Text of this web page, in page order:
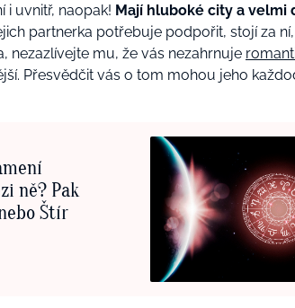
i uvnitř, naopak! Mají hluboké city a velmi
partnerka potřebuje podpořit, stojí za
nezazlívejte mu, že vás nezahrnuje
Přesvědčit vás o tom mohou jeho
ně? Pak
Štír